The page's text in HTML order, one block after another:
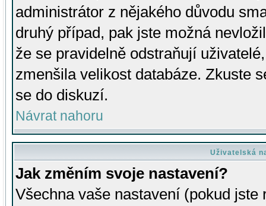
administrátor z nějakého důvodu
druhý případ, pak jste možná
že se pravidelně odstraňují
zmenšila velikost databáze. Zkuste
se do diskuzí.
Návrat nahoru
Uživatelská
Jak změním svoje nastavení?
Všechna vaše nastavení (pokud